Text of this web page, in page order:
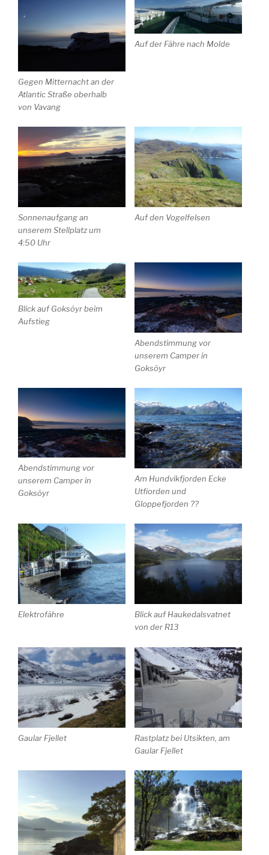
Gegen Mitternacht an der
Atlantic Straße oberhalb
von Vavang
Auf der Fähre nach Molde
Sonnenaufgang an
unserem Stellplatz um
4:50 Uhr
Auf den Vogelfelsen
Blick auf Goksöyr beim
Aufstieg
Abendstimmung vor
unserem Camper in
Goksöyr
Abendstimmung vor
unserem Camper in
Goksöyr
Am Hundvikfjorden Ecke
Utfiorden und
Gloppefjorden ??
Elektrofähre
Blick auf Haukedalsvatnet
von der R13
Gaular Fjellet
Rastplatz bei Utsikten, am
Gaular Fjellet